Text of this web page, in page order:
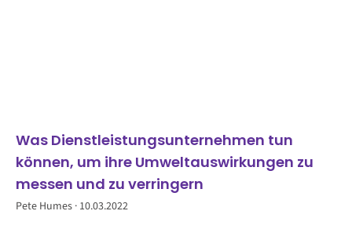
Was Dienstleistungsunternehmen tun
können, um ihre Umweltauswirkungen zu
messen und zu verringern
Pete Humes 10.03.2022